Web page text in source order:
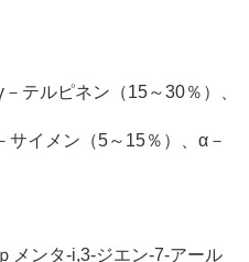
テルピネン（15～30％）、
サイメン（5～15％）、α－
ンタ-i,3-ジエン-7-アール